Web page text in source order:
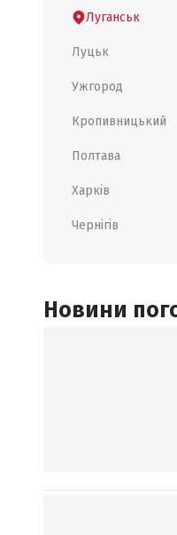
Луганськ
Луцьк
Ужгород
Кропивницький
Полтава
Харків
Чернігів
Новини